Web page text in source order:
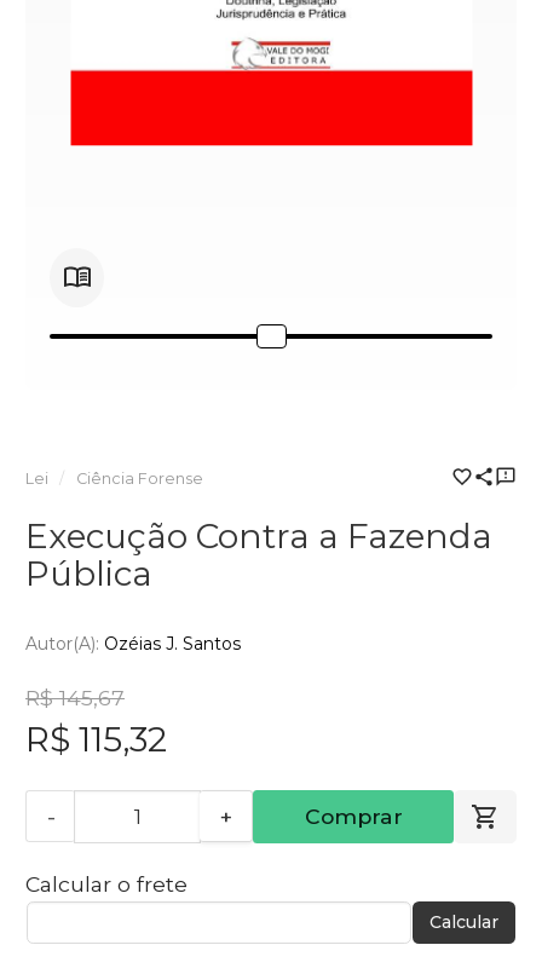
Lei Ciência Forense
Execução Contra a Fazenda
Pública
Autor(a): Ozéias J. Santos
R$ 145,67
R$ 115,32
- + Comprar
Calcular o frete
Calcular